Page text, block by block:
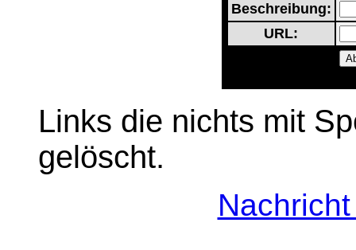
Beschreibung:
URL:
Links die nichts mit
gelöscht.